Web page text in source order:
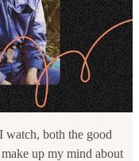
both the good
up my mind about